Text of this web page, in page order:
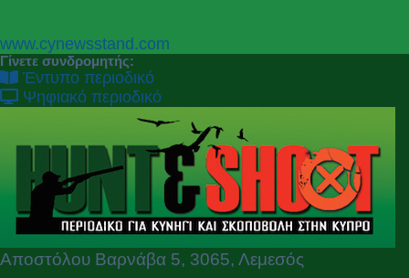
P
r
e
v
N
e
x
t
www.cynewsstand.com
Γίνετε συνδρομητής:
Έντυπο περιοδικό
Ψηφιακό περιοδικό
Αποστόλου Βαρνάβα 5, 3065, Λεμεσός